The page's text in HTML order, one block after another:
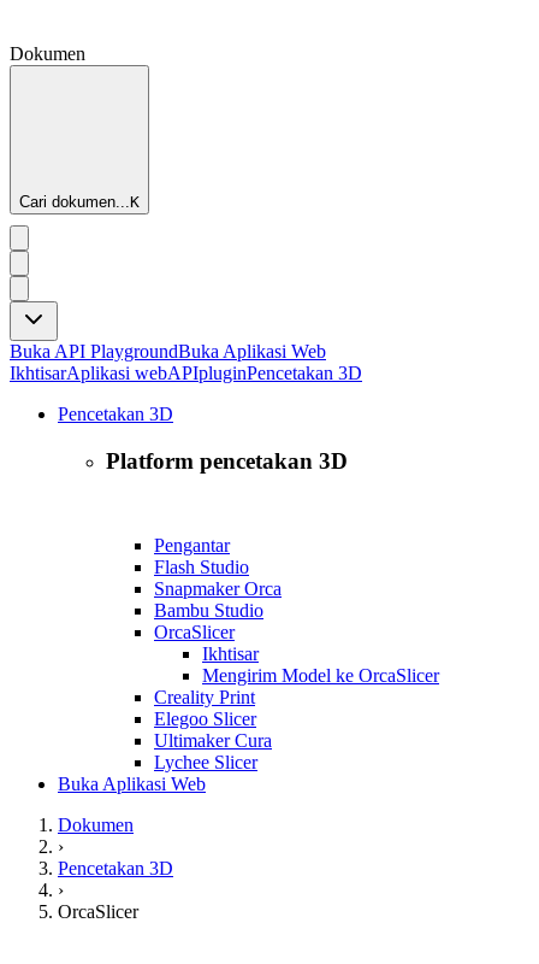
Dokumen
Cari dokumen...K
Buka API PlaygroundBuka Aplikasi Web
IkhtisarAplikasi webAPIpluginPencetakan 3D
Pencetakan 3D
Platform pencetakan 3D
Pengantar
Flash Studio
Snapmaker Orca
Bambu Studio
OrcaSlicer
Ikhtisar
Mengirim Model ke OrcaSlicer
Creality Print
Elegoo Slicer
Ultimaker Cura
Lychee Slicer
Buka Aplikasi Web
Dokumen
›
Pencetakan 3D
›
OrcaSlicer